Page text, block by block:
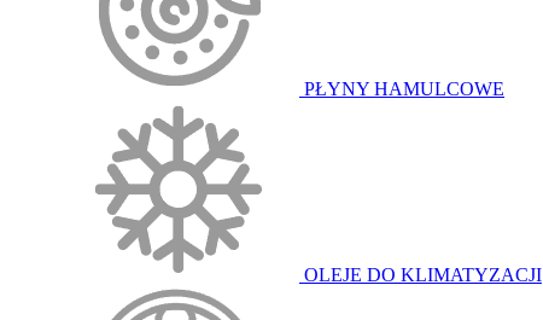
PŁYNY HAMULCOWE
OLEJE DO KLIMATYZACJI